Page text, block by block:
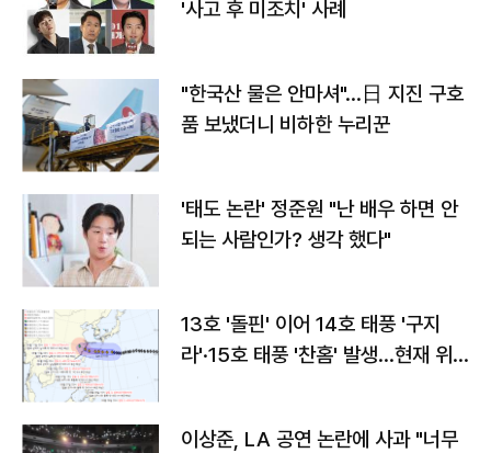
'사고 후 미조치' 사례
"한국산 물은 안마셔"…日 지진 구호
품 보냈더니 비하한 누리꾼
'태도 논란' 정준원 "난 배우 하면 안
되는 사람인가? 생각 했다"
13호 '돌핀' 이어 14호 태풍 '구지
라'·15호 태풍 '찬홈' 발생…현재 위
이상준, LA 공연 논란에 사과 "너무